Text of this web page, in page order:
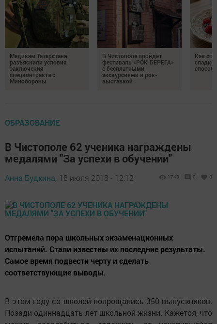
Медикам Татарстана
разъяснили условия
заключения
спецконтракта с
Минобороны
В Чистополе пройдёт
фестиваль «РОК-БЕРЕГА»
с бесплатными
экскурсиями и рок-
выставкой
Как
ОБРАЗОВАНИЕ
В Чистополе 62 ученика награждены
медалями "За успехи в обучении"
Анна Будкина, 18 июля 2018 - 12:12 1743 0 0
Отгремела пора школьных экзаменационных
испытаний. Стали известны их последние результаты.
Самое время подвести черту и сделать
соответствующие выводы.
В этом году со школой попрощались 350 выпускников.
Позади одиннадцать лет школьной жизни. Кажется, что